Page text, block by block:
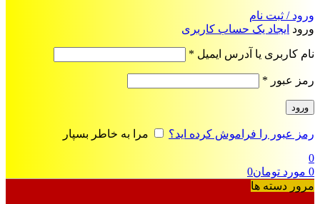
ورود / ثبت نام
ورود ایجاد یک حساب کاربری
نام کاربری یا آدرس ایمیل *
رمز عبور *
ورود
رمز عبور را فراموش کرده اید؟
مرا به خاطر بسپار
0
0 مورد تومان0
مرور دسته ها